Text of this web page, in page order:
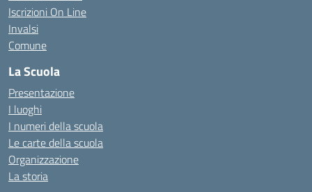
Iscrizioni On Line
Invalsi
Comune
La Scuola
Presentazione
I luoghi
I numeri della scuola
Le carte della scuola
Organizzazione
La storia